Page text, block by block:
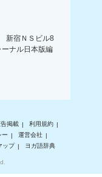
新宿ＮＳビル8
ナル日本版編
告掲載
利用規約
ー
運営会社
ップ ヨガ語辞典